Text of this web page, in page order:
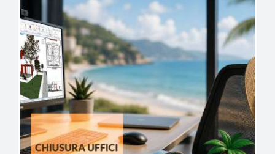
Vuoi maggiori
informazioni sui nostri
prodotti e servizi?
Fatti chiamare da un membro del nostro